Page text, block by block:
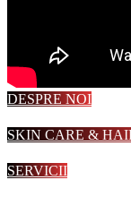
DESPRE NOI
SKIN CARE &
SERVICII